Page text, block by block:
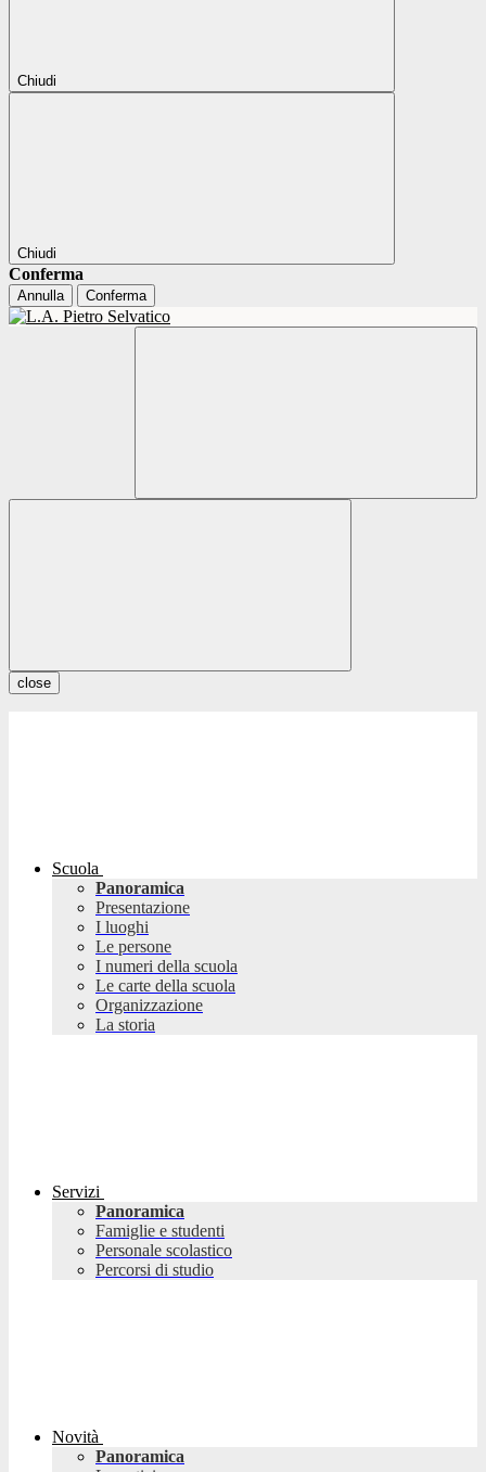
Chiudi
Chiudi
Conferma
Annulla Conferma
close
Scuola
Panoramica
Presentazione
I luoghi
Le persone
I numeri della scuola
Le carte della scuola
Organizzazione
La storia
Servizi
Panoramica
Famiglie e studenti
Personale scolastico
Percorsi di studio
Novità
Panoramica